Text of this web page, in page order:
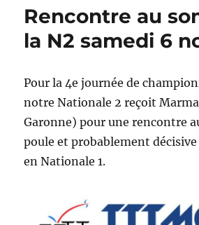
Rencontre au
la N2 samedi 6
Pour la 4e journée de
notre Nationale 2 reçoit
Garonne) pour une rencontre
poule et probablement
en Nationale 1.